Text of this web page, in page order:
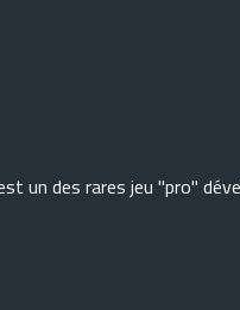
un des rares jeu "pro"